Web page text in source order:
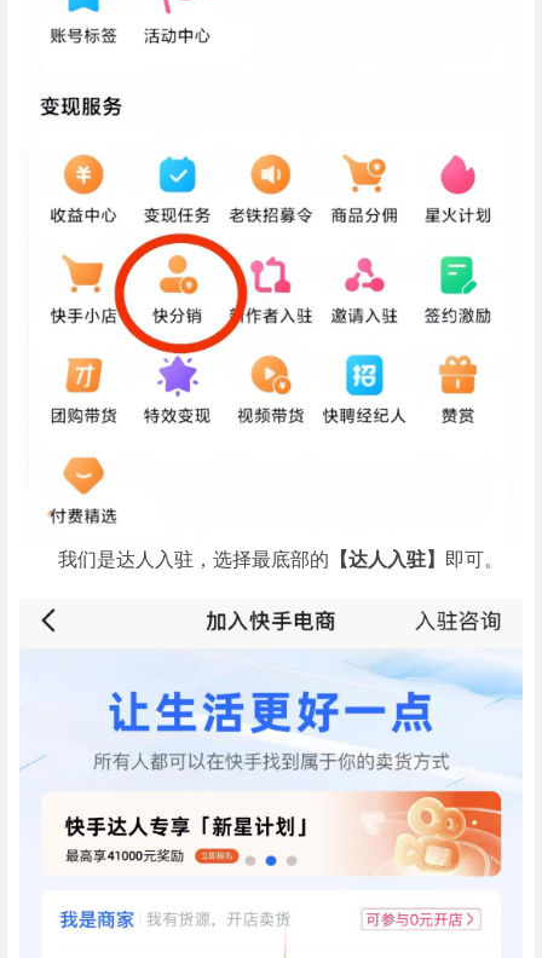
我们是达人入驻，选择最底部的 【达人入驻】 即可。